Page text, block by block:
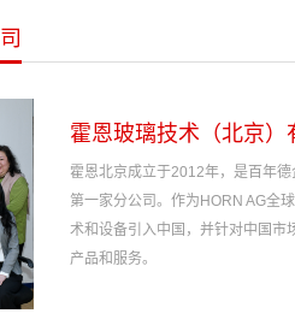
霍恩玻璃技术（北京）
霍恩北京成立于2012年，是百年
第一家分公司。作为HORN AG全
术和设备引入中国，并针对中国市
产品和服务。